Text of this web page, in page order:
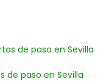
de paso en Sevilla
de paso en Sevilla